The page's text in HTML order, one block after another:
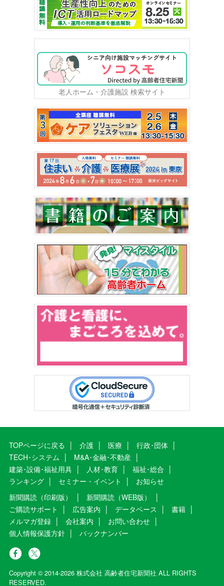
老人ホーム・介護施設 検索サイト
TOPページに戻る 介護 医療
行政･団体
TECH･システム
M&A･金融･不動産
建築･設備･福祉用具
人材･教育
福祉･総合
ランキング
セミナー・イベント
お知らせ
新聞購読（印刷版）
新聞購読（WEB版）
ご購読サポート
広告案内 データベース
書籍
メルマガ登録
会社案内
お問い合わせ
個人情報保護方針
バックナンバー
Copyright © 2014-2026 株式会社 高齢者住宅新聞社 ALL RIGHTS
RESERVED.